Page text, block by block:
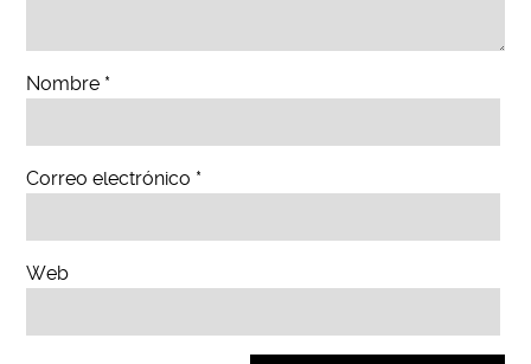
Nombre *
Correo electrónico *
Web